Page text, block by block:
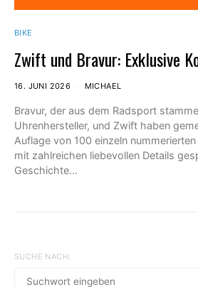
BIKE
Zwift und Bravur: Exklusive
16. JUNI 2026 MICHAEL
Bravur, der aus dem Radsport
Uhrenhersteller, und Zwift haben
Auflage von 100 einzeln
mit zahlreichen liebevollen Details
Geschichte…
SUCHE NACH: